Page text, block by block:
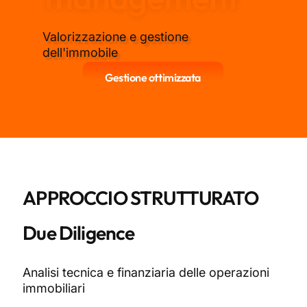
Gestione ottimizzata
Valorizzazione e gestione
dell'immobile
APPROCCIO STRUTTURATO
Due Diligence
Analisi tecnica e finanziaria delle operazioni
immobiliari